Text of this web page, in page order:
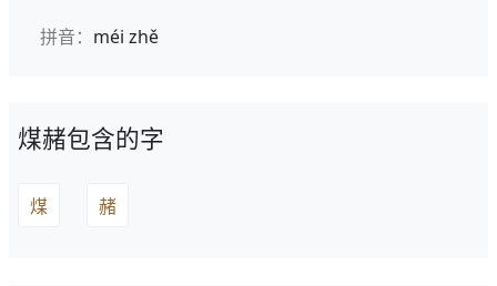
拼音： méi zhě
煤赭包含的字
煤 赭